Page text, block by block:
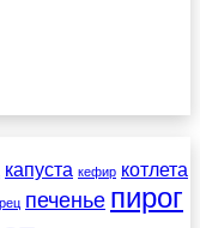
капуста кефир котлета
печенье пирог